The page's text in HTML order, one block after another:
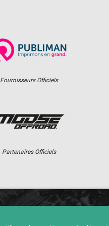
Fournisseurs Officiels
Partenaires Officiels